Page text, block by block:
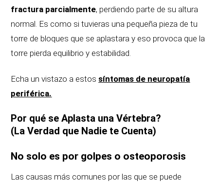
fractura parcialmente, perdiendo parte de su altura
normal. Es como si tuvieras una pequeña pieza de tu
torre de bloques que se aplastara y eso provoca que la
torre pierda equilibrio y estabilidad.
Echa un vistazo a estos síntomas de neuropatía
periférica.
Por qué se Aplasta una Vértebra?
(La Verdad que Nadie te Cuenta)
No solo es por golpes o osteoporosis
Las causas más comunes por las que se puede